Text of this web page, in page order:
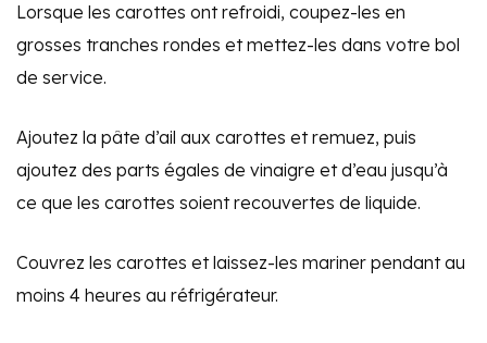
Lorsque les carottes ont refroidi, coupez-les en
grosses tranches rondes et mettez-les dans votre bol
de service.
Ajoutez la pâte d’ail aux carottes et remuez, puis
ajoutez des parts égales de vinaigre et d’eau jusqu’à
ce que les carottes soient recouvertes de liquide.
Couvrez les carottes et laissez-les mariner pendant au
moins 4 heures au réfrigérateur.